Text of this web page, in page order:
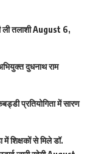
तलाशीAugust 6,
दुधनाथ राम
प्रतियोगिता में सारण
से मिले डॉ.